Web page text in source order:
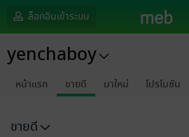
ล็อกอินเข้าระบบ
yenchaboy
หน้าแรก ขายดี มาใหม่ โปรโมชัน
ขายดี